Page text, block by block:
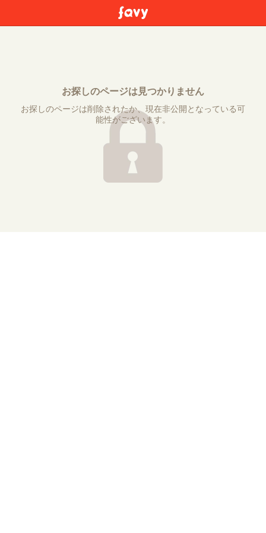
お探しのページは見つかりません
お探しのページは削除されたか、現在非公開となっている可
能性がございます。